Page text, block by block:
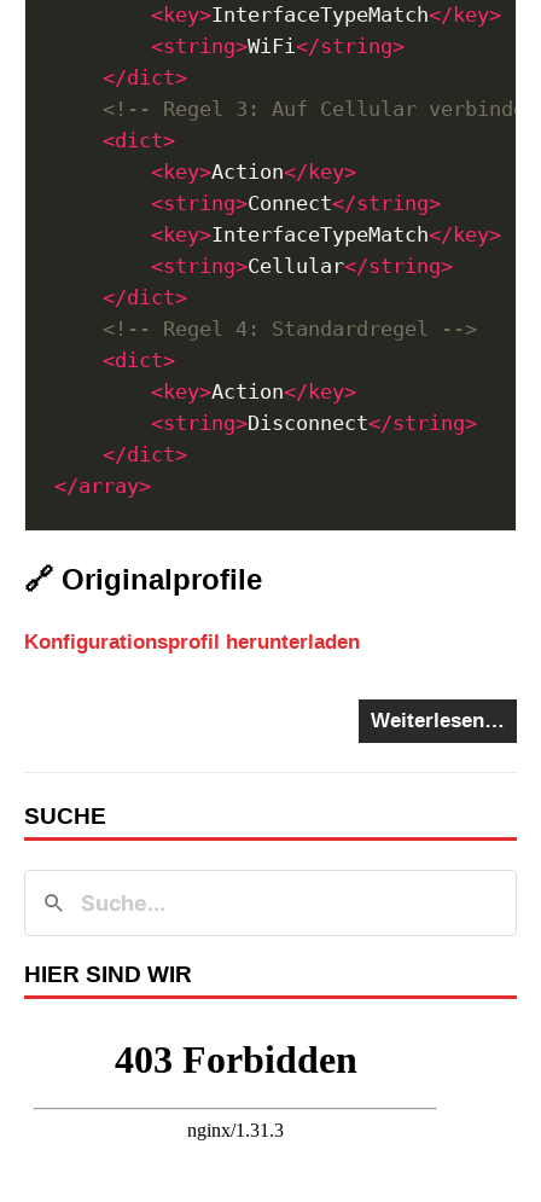
<key>InterfaceTypeMatch</key>
<string>WiFi</string>
</dict>
<!-- Regel 3: Auf Cellular
<dict>
<key>Action</key>
<string>Connect</string>
<key>InterfaceTypeMatch</key>
<string>Cellular</string>
</dict>
<!-- Regel 4: Standardregel -->
<dict>
<key>Action</key>
<string>Disconnect</string>
</dict>
</array>
🔗 Originalprofile
Konfigurationsprofil herunterladen
Weiterlesen…
SUCHE
HIER SIND WIR